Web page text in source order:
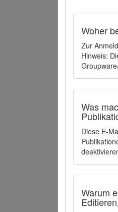
Woher
Zur
Hinweis:
Was
Diese E-
Warum